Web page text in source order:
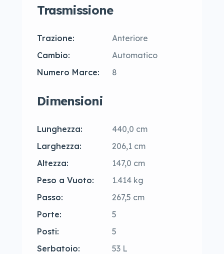
Trasmissione
Trazione:
Anteriore
Cambio:
Automatico
Numero Marce:
8
Dimensioni
Lunghezza:
440,0 cm
Larghezza:
206,1 cm
Altezza:
147,0 cm
Peso a Vuoto:
1.414 kg
Passo:
267,5 cm
Porte:
5
Posti:
5
Serbatoio:
53 L